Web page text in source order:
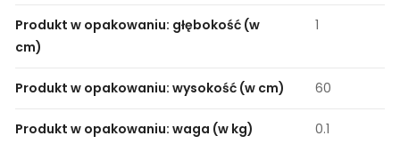
Produkt w opakowaniu: głębokość (w
cm)
1
Produkt w opakowaniu: wysokość (w cm) 60
Produkt w opakowaniu: waga (w kg) 0.1